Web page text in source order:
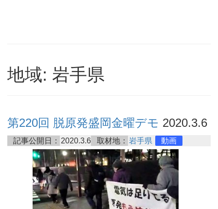
地域: 岩手県
第220回 脱原発盛岡金曜デモ 2020.3.6
記事公開日： 2020.3.6 取材地： 岩手県 動画